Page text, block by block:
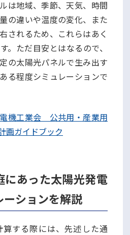
は地域、季節、天気、時間
の違いや温度の変化、また
されるため、これらはあく
。ただ目安とはなるので、
の太陽光パネルで生み出す
る程度シミュレーションで
機工業会 公共用・産業用
画ガイドブック
にあった太陽光発電
ションを解説
する際には、先述した通